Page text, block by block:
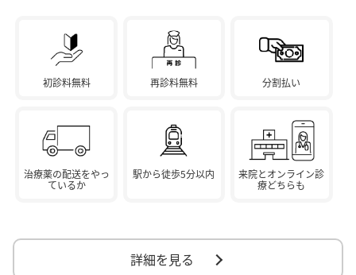
初診料無料 再診料無料 分割払い
治療薬の配送をやっ
ているか
駅から徒歩5分以内
来院とオンライン診
療どちらも
詳細を見る